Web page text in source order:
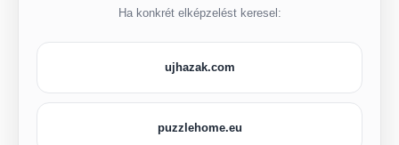
Ha konkrét elképzelést keresel:
ujhazak.com
puzzlehome.eu